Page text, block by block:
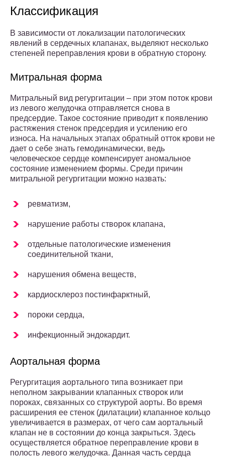
Классификация
В зависимости от локализации патологических
явлений в сердечных клапанах, выделяют несколько
степеней переправления крови в обратную сторону.
Митральная форма
Митральный вид регургитации – при этом поток крови
из левого желудочка отправляется снова в
предсердие. Такое состояние приводит к появлению
растяжения стенок предсердия и усилению его
износа. На начальных этапах обратный отток крови не
дает о себе знать гемодинамически, ведь
человеческое сердце компенсирует аномальное
состояние изменением формы. Среди причин
митральной регургитации можно назвать:
ревматизм,
нарушение работы створок клапана,
отдельные патологические изменения
соединительной ткани,
нарушения обмена веществ,
кардиосклероз постинфарктный,
пороки сердца,
инфекционный эндокардит.
Аортальная форма
Регургитация аортального типа возникает при
неполном закрывании клапанных створок или
пороках, связанных со структурой аорты. Во время
расширения ее стенок (дилатации) клапанное кольцо
увеличивается в размерах, от чего сам аортальный
клапан не в состоянии до конца закрыться. Здесь
осуществляется обратное переправление крови в
полость левого желудочка. Данная часть сердца